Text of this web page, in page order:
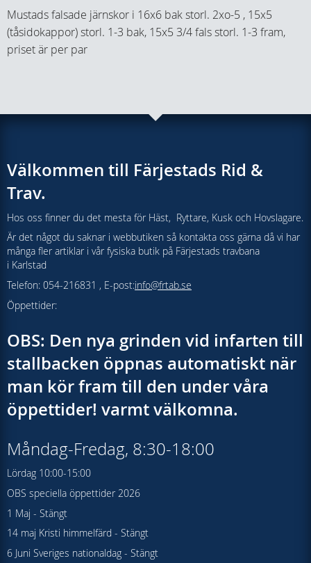
Mustads falsade järnskor i 16x6 bak storl. 2xo-5 , 15x5
(tåsidokappor) storl. 1-3 bak, 15x5 3/4 fals storl. 1-3 fram,
priset är per par
Välkommen till Färjestads Rid &
Trav.
Hos oss finner du det mesta för Häst, Ryttare, Kusk och Hovslagare.
Är det något du saknar i webbutiken så kontakta oss gärna då vi har
många fler artiklar i vår fysiska butik på Färjestads travbana
i Karlstad
Telefon: 054-216831 , E-post:info@frtab.se
Öppettider:
OBS: Den nya grinden vid infarten till
stallbacken öppnas automatiskt när
man kör fram till den under våra
öppettider! varmt välkomna.
Måndag-Fredag, 8:30-18:00
Lördag 10:00-15:00
OBS speciella öppettider 2026
1 Maj - Stängt
14 maj Kristi himmelfärd - Stängt
6 Juni Sveriges nationaldag - Stängt